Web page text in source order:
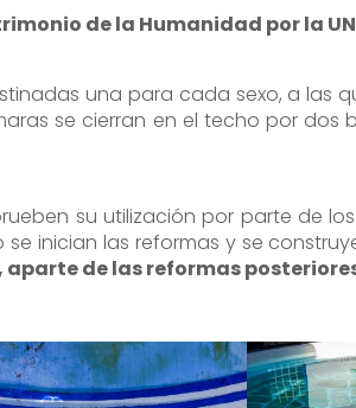
de la Humanidad por la
una para cada sexo, a las
se cierran en el techo por dos
su utilización por parte de
inician las reformas y se
aparte de las reformas